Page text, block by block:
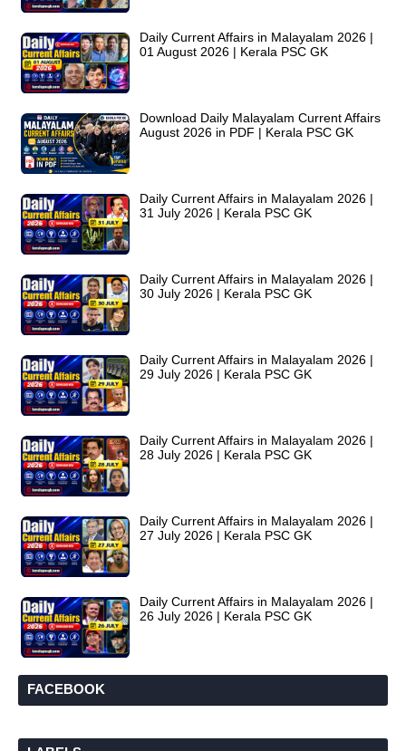
Daily Current Affairs in Malayalam 2026 |
01 August 2026 | Kerala PSC GK
Download Daily Malayalam Current Affairs
August 2026 in PDF | Kerala PSC GK
Daily Current Affairs in Malayalam 2026 |
31 July 2026 | Kerala PSC GK
Daily Current Affairs in Malayalam 2026 |
30 July 2026 | Kerala PSC GK
Daily Current Affairs in Malayalam 2026 |
29 July 2026 | Kerala PSC GK
Daily Current Affairs in Malayalam 2026 |
28 July 2026 | Kerala PSC GK
Daily Current Affairs in Malayalam 2026 |
27 July 2026 | Kerala PSC GK
Daily Current Affairs in Malayalam 2026 |
26 July 2026 | Kerala PSC GK
FACEBOOK